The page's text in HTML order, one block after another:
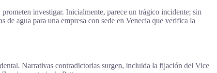
investigar. Inicialmente, parece un trágico incidente; sin
agua para una empresa con sede en Venecia que verifica la
Narrativas contradictorias surgen, incluida la fijación del Vice